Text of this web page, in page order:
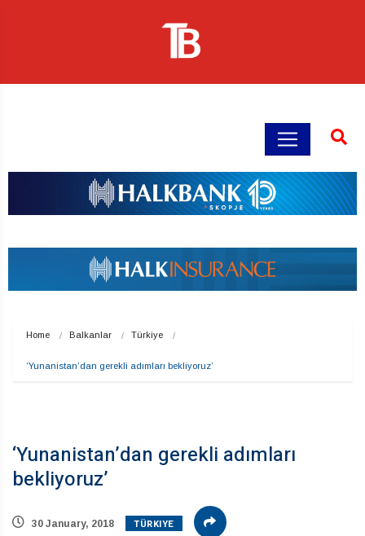
Home Balkanlar Türkiye
‘Yunanistan’dan gerekli adımları bekliyoruz’
‘Yunanistan’dan gerekli adımları
bekliyoruz’
30 January, 2018 TÜRKIYE